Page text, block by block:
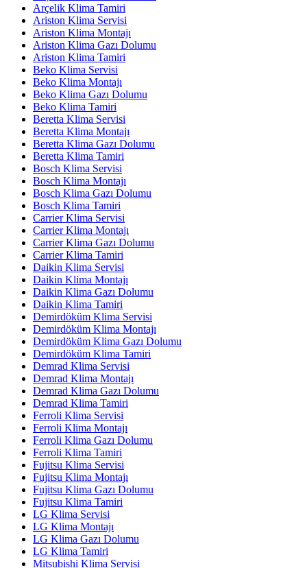
Arçelik Klima Tamiri
Ariston Klima Servisi
Ariston Klima Montajı
Ariston Klima Gazı Dolumu
Ariston Klima Tamiri
Beko Klima Servisi
Beko Klima Montajı
Beko Klima Gazı Dolumu
Beko Klima Tamiri
Beretta Klima Servisi
Beretta Klima Montajı
Beretta Klima Gazı Dolumu
Beretta Klima Tamiri
Bosch Klima Servisi
Bosch Klima Montajı
Bosch Klima Gazı Dolumu
Bosch Klima Tamiri
Carrier Klima Servisi
Carrier Klima Montajı
Carrier Klima Gazı Dolumu
Carrier Klima Tamiri
Daikin Klima Servisi
Daikin Klima Montajı
Daikin Klima Gazı Dolumu
Daikin Klima Tamiri
Demirdöküm Klima Servisi
Demirdöküm Klima Montajı
Demirdöküm Klima Gazı Dolumu
Demirdöküm Klima Tamiri
Demrad Klima Servisi
Demrad Klima Montajı
Demrad Klima Gazı Dolumu
Demrad Klima Tamiri
Ferroli Klima Servisi
Ferroli Klima Montajı
Ferroli Klima Gazı Dolumu
Ferroli Klima Tamiri
Fujitsu Klima Servisi
Fujitsu Klima Montajı
Fujitsu Klima Gazı Dolumu
Fujitsu Klima Tamiri
LG Klima Servisi
LG Klima Montajı
LG Klima Gazı Dolumu
LG Klima Tamiri
Mitsubishi Klima Servisi